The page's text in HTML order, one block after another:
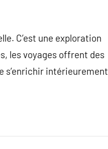
C’est une exploration
les voyages offrent des
s’enrichir intérieurement